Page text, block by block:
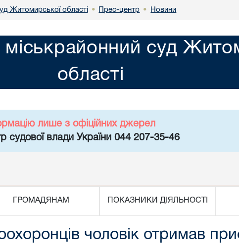
Житомирської області • Прес-центр • Новини
міськрайонний суд
області
лише з офіційних джерел
судової влади України 044 207-35-46
ГРОМАДЯНАМ ПОКАЗНИКИ ДІЯЛЬНОСТІ
чоловік отримав